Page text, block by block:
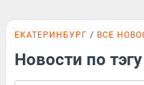
ЕКАТЕРИНБУРГ ВСЕ
Новости по